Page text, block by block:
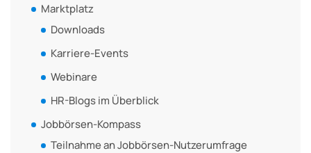
Marktplatz
Downloads
Karriere-Events
Webinare
HR-Blogs im Überblick
Jobbörsen-Kompass
Teilnahme an Jobbörsen-Nutzerumfrage